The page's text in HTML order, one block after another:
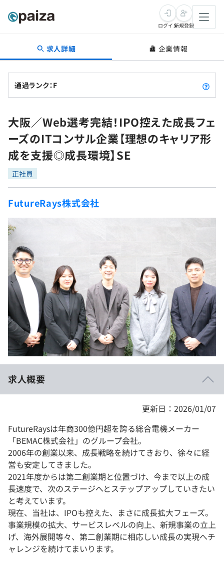
転職・キャリア
転職成功ガイド
転職エージェント
インタビュー
転職成功ガイド
新卒就活
求人検索
本選考
インターン
新卒エージェント
イベント・セミナー
インタビュー
就活成功ガイド
学習
問題集
リファレンス
プラン
個人向けプラン
法人向けプラン
学校向けプラン
契約内容・クーポン
プログラミング言語
再チャレンジ結果一覧
ゲーム・マンガ
Tech Team Journal
note
paizaとは？
ログイン新規登録
求人詳細 企業情報
通過ランク：F
大阪／Web選考完結！IPO控えた成長フェ
ーズのITコンサル企業【理想のキャリア形
成を支援◎成長環境】SE
正社員
FutureRays株式会社
求人概要
更新日：2026/01/07
FutureRaysは年商300億円超を誇る総合電機メーカー
「BEMAC株式会社」のグループ会社。
2006年の創業以来、成長戦略を続けてきおり、徐々に経
営も安定してきました。
2021年度からは第二創業期と位置づけ、今まで以上の成
長速度で、次のステージへとステップアップしていきたい
と考えています。
現在、当社は、IPOも控えた、まさに成長拡大フェーズ。
事業規模の拡大、サービスレベルの向上、新規事業の立上
げ、海外展開等々、第二創業期に相応しい成長の実現へチ
ャレンジを続けてまいります。